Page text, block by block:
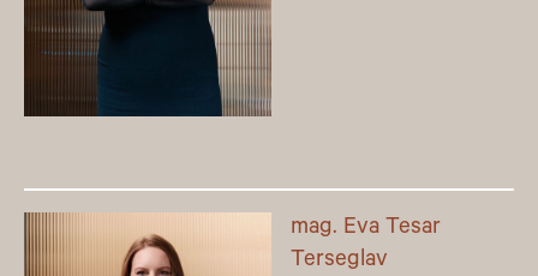
mag. Eva Tesar
Terseglav